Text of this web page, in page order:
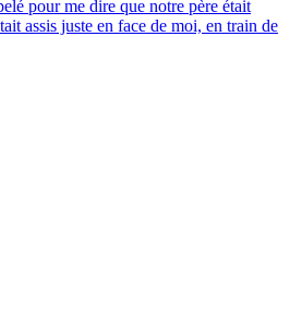
pour me dire que notre père était
assis juste en face de moi, en train de